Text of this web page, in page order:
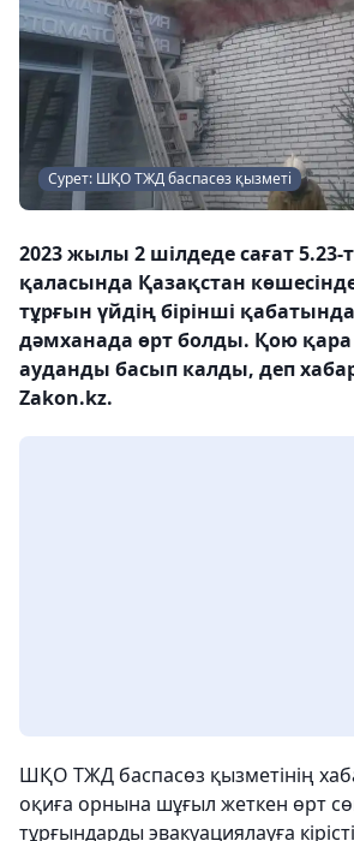
Сурет: ШҚО ТЖД баспасөз қызметі
2023 жылы 2 шілдеде сағат 5.23-
қаласында Қазақстан
тұрғын үйдің бірінші
дәмханада өрт болды. Қою қара
ауданды басып калды, деп
Zakon.kz.
ШҚО ТЖД баспасөз қызметінің
оқиға орнына шұғыл жеткен өрт
тұрғындарды эвакуациялауға